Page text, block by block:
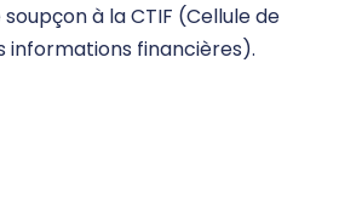
à la CTIF (Cellule de
informations financières).